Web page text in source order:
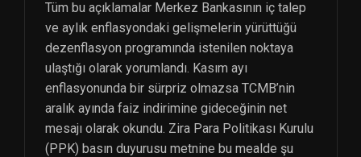
Tüm bu açıklamalar Merkez Bankasının iç talep
ve aylık enflasyondaki gelişmelerin yürüttüğü
dezenflasyon programında istenilen noktaya
ulaştığı olarak yorumlandı. Kasım ayı
enflasyonunda bir sürpriz olmazsa TCMB’nin
aralık ayında faiz indirimine gideceğinin net
mesajı olarak okundu. Zira Para Politikası Kurulu
(PPK) basın duyurusu metnine bu mealde şu